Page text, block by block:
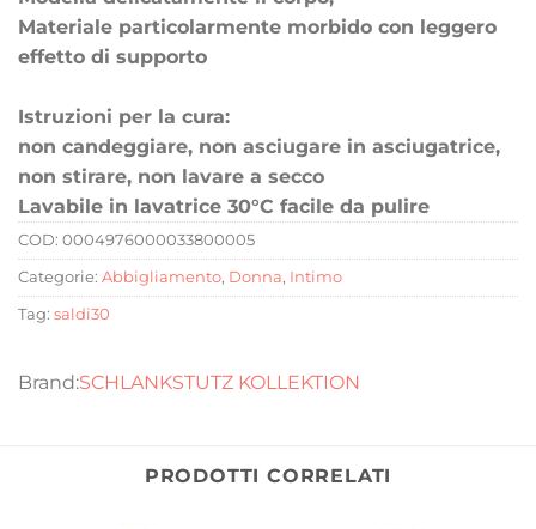
Materiale particolarmente morbido con leggero
effetto di supporto
Istruzioni per la cura:
non candeggiare, non asciugare in asciugatrice,
non stirare, non lavare a secco
Lavabile in lavatrice 30°C facile da pulire
COD: 0004976000033800005
Categorie: Abbigliamento, Donna, Intimo
Tag: saldi30
SCHLANKSTUTZ KOLLEKTION
PRODOTTI CORRELATI